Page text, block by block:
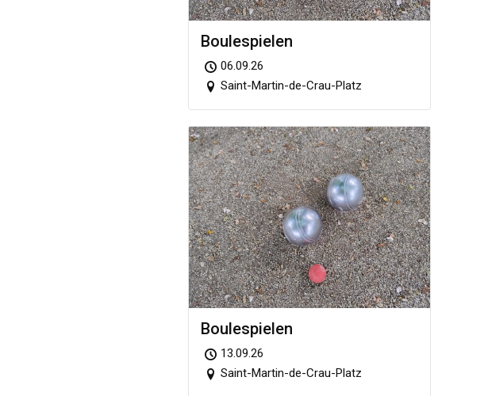
Boule­spie­len
06.09.26
Saint-Martin-de-Crau-Platz
Boule­spie­len
13.09.26
Saint-Martin-de-Crau-Platz